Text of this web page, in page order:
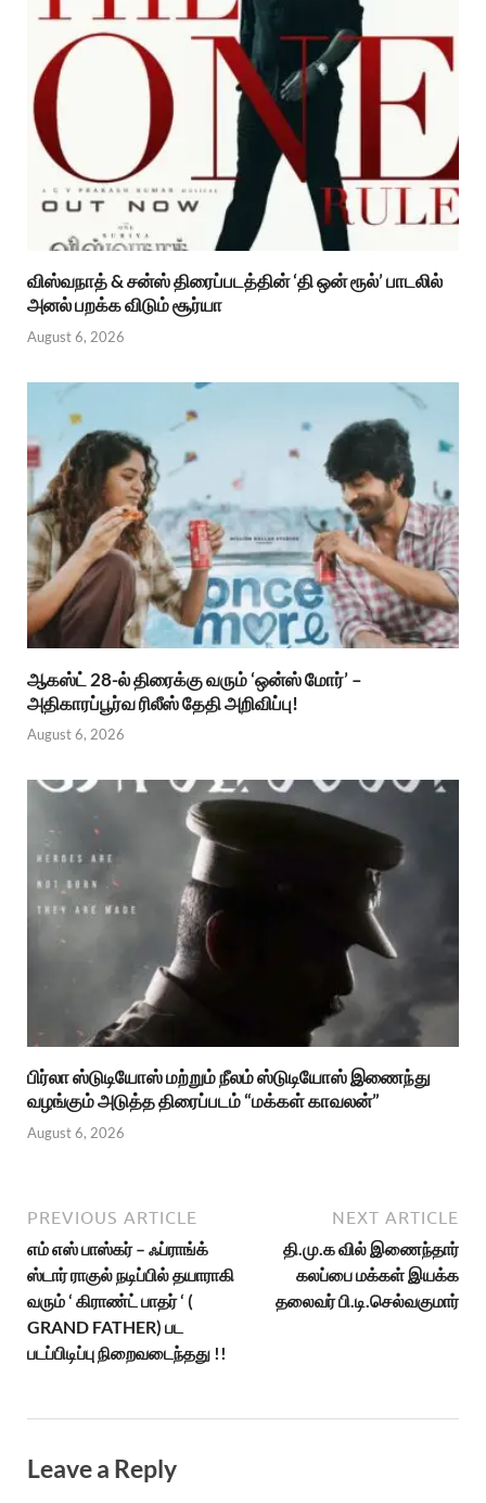
விஸ்வநாத் & சன்ஸ் திரைப்படத்தின் ‘தி ஒன் ரூல்’ பாடலில்
அனல் பறக்க விடும் சூர்யா
August 6, 2026
ஆகஸ்ட் 28-ல் திரைக்கு வரும் ‘ஒன்ஸ் மோர்’ –
அதிகாரப்பூர்வ ரிலீஸ் தேதி அறிவிப்பு!
August 6, 2026
பிர்லா ஸ்டுடியோஸ் மற்றும் நீலம் ஸ்டுடியோஸ் இணைந்து
வழங்கும் அடுத்த திரைப்படம் “மக்கள் காவலன்”
August 6, 2026
PREVIOUS ARTICLE
எம் எஸ் பாஸ்கர் – ஃப்ராங்க்
ஸ்டார் ராகுல் நடிப்பில் தயாராகி
வரும் ‘ கிராண்ட் பாதர் ‘ (
GRAND FATHER) பட
படப்பிடிப்பு நிறைவடைந்தது !!
NEXT ARTICLE
தி.மு.க வில் இணைந்தார்
கலப்பை மக்கள் இயக்க
தலைவர் பி.டி.செல்வகுமார்
Leave a Reply